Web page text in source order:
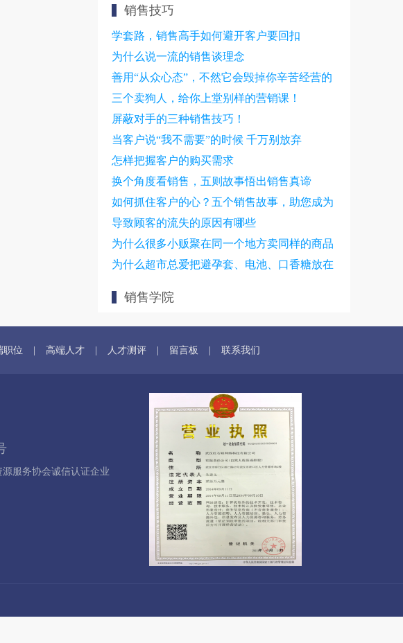
销售技巧
学套路，销售高手如何避开客户要回扣
为什么说一流的销售谈理念
善用“从众心态”，不然它会毁掉你辛苦经营的
营销成果
三个卖狗人，给你上堂别样的营销课！
屏蔽对手的三种销售技巧！
当客户说“我不需要”的时候 千万别放弃
怎样把握客户的购买需求
换个角度看销售，五则故事悟出销售真谛
如何抓住客户的心？五个销售故事，助您成为
销售高手
导致顾客的流失的原因有哪些
为什么很多小贩聚在同一个地方卖同样的商品
为什么超市总爱把避孕套、电池、口香糖放在
销售学院
职位 高端人才 人才测评 留言板 联系我们
服务协会诚信认证企业